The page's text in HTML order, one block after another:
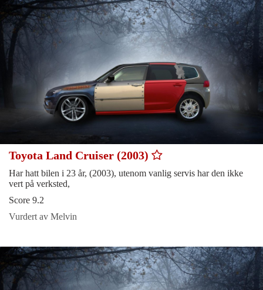
Toyota Land Cruiser (2003)
Har hatt bilen i 23 år, (2003), utenom vanlig servis har den ikke
vert på verksted,
Score 9.2
Vurdert av Melvin